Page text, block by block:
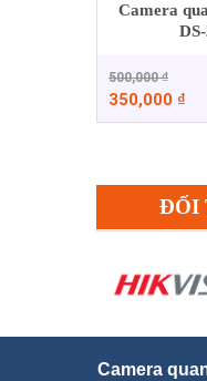
Camera
500,000₫
350,000 ₫
ĐỐI
Camera